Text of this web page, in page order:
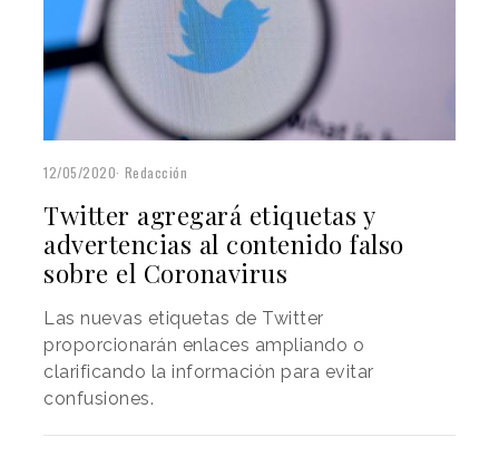
12/05/2020 Redacción
Twitter agregará etiquetas y
advertencias al contenido falso
sobre el Coronavirus
Las nuevas etiquetas de Twitter
proporcionarán enlaces ampliando o
clarificando la información para evitar
confusiones.